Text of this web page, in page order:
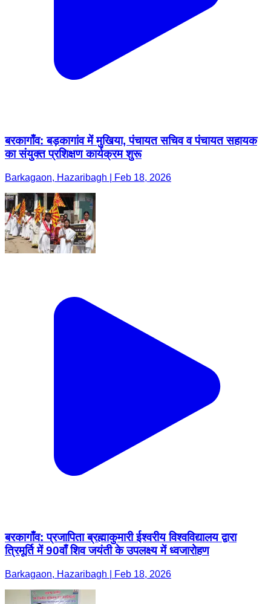
बरकागाँव: बड़कागांव में मुखिया, पंचायत सचिव व पंचायत सहायक
का संयुक्त प्रशिक्षण कार्यक्रम शुरू
Barkagaon, Hazaribagh | Feb 18, 2026
बरकागाँव: प्रजापिता ब्रह्माकुमारी ईश्वरीय विश्वविद्यालय द्वारा
त्रिमूर्ति में 90वाँ शिव जयंती के उपलक्ष्य में ध्वजारोहण
Barkagaon, Hazaribagh | Feb 18, 2026